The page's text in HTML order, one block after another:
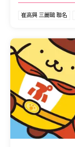
崔高興 三麗鷗 聯名